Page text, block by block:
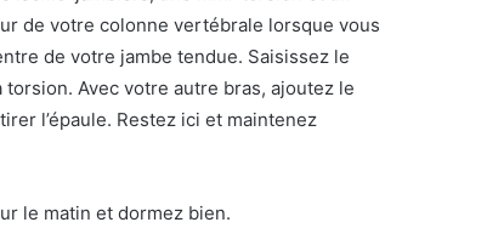
de votre colonne vertébrale lorsque vous
de votre jambe tendue. Saisissez le
Avec votre autre bras, ajoutez le
l’épaule. Restez ici et maintenez
le matin et dormez bien.